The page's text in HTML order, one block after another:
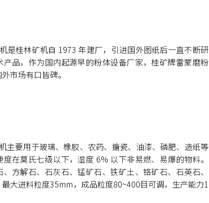
是桂林矿机自 1973 年建厂，引进国外图纸后一直不断研
产品，作为国内起源早的粉体设备厂家，桂矿牌雷蒙磨粉
市场有口皆碑。
主要用于玻璃、橡胶、农药、搪瓷、油漆、磷肥、造纸等
在莫氏七级以下，湿度 6% 以下非易燃、易爆的物料。
方解石、石灰石、锰矿石、铁矿土、铬矿石、石英石、
大进料粒度35mm，成品粒度80~400目可调，生产能力1